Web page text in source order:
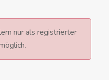
nur als registrierter